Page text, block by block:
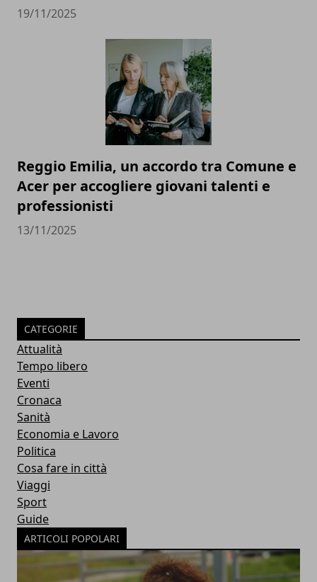
19/11/2025
Reggio Emilia, un accordo tra Comune e
Acer per accogliere giovani talenti e
professionisti
13/11/2025
CATEGORIE
Attualità
Tempo libero
Eventi
Cronaca
Sanità
Economia e Lavoro
Politica
Cosa fare in città
Viaggi
Sport
Guide
ARTICOLI POPOLARI